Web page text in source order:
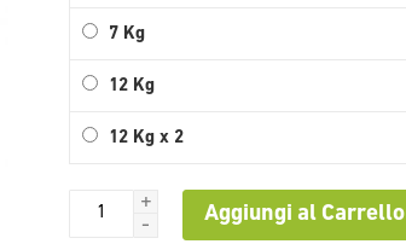
7 Kg
12 Kg
12 Kg x 2
+
-
Aggiungi al Carrello